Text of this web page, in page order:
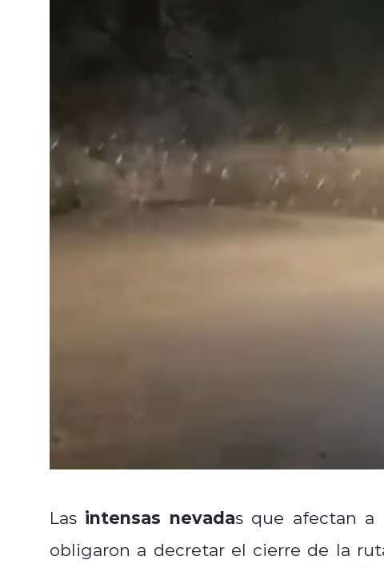
Las intensas nevadas que afectan a
obligaron a decretar el cierre de la